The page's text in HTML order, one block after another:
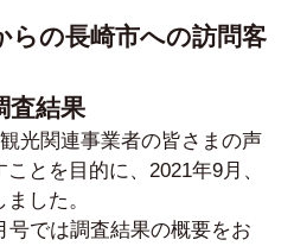
の長崎市への訪問客
査結果
光関連事業者の皆さまの声
とを目的に、2021年9月、
した。
号では調査結果の概要をお